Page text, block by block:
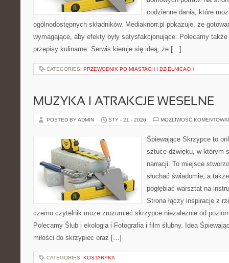
codzienne dania, które
ogólnodostępnych składników. Mediaknorr.pl pokazuje, że
wymagające, aby efekty były satysfakcjonujące. Polecamy
przepisy kulinarne. Serwis kieruje się ideą, że […]
CATEGORIES: PRZEWODNIK PO MIASTACH I DZIELNICACH
MUZYKA I ATRAKCJE WESELNE
POSTED BY ADMIN STY - 21 - 2026 MOŻLIWOŚĆ
Śpiewające Skrzypce to
sztuce dźwięku, w którym
narracji. To miejsce
słuchać świadomie, a
pogłębiać warsztat na
Strona łączy inspiracje z
czemu czytelnik może zrozumieć skrzypce niezależnie od
Polecamy Ślub i ekologia i Fotografia i film ślubny. Idea
miłości do skrzypiec oraz […]
CATEGORIES: KOSTARYKA